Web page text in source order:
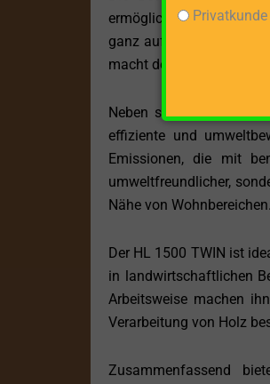
ermöglichen es Ihnen,
ganz auf die Arbeit
macht den HL 1500
Neben seiner
effiziente und
Emissionen, die mit
umweltfreundlicher,
Nähe von Wohnbereichen.
Der HL 1500 TWIN ist
in landwirtschaftlichen
Arbeitsweise machen
Verarbeitung von Holz
Zusammenfassend
Privatkunde